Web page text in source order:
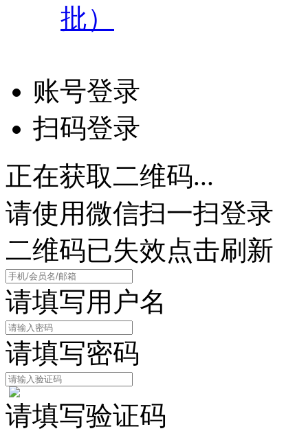
批）
账号登录
扫码登录
正在获取二维码...
请使用微信扫一扫登录
二维码已失效点击刷新
请填写用户名
请填写密码
请填写验证码